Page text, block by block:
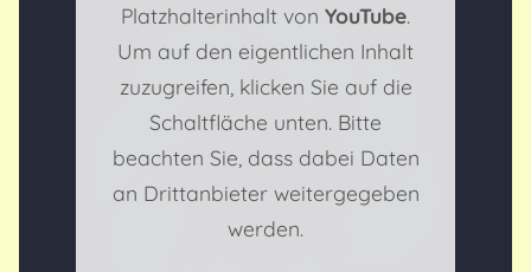
Platzhalterinhalt von YouTube.
Um auf den eigentlichen Inhalt
zuzugreifen, klicken Sie auf die
Schaltfläche unten. Bitte
beachten Sie, dass dabei Daten
an Drittanbieter weitergegeben
werden.